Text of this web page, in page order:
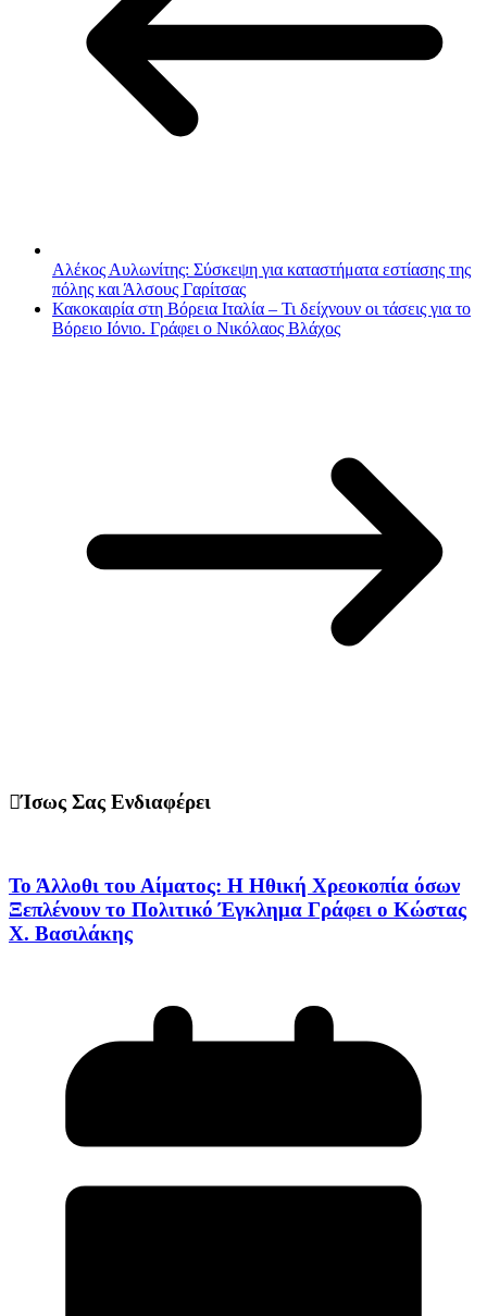
Αλέκος Αυλωνίτης: Σύσκεψη για καταστήματα εστίασης της
πόλης και Άλσους Γαρίτσας
Κακοκαιρία στη Βόρεια Ιταλία – Τι δείχνουν οι τάσεις για το
Βόρειο Ιόνιο. Γράφει ο Νικόλαος Βλάχος
Ίσως Σας Ενδιαφέρει
Το Άλλοθι του Αίματος: Η Ηθική Χρεοκοπία όσων
Ξεπλένουν το Πολιτικό Έγκλημα Γράφει ο Κώστας
Χ. Βασιλάκης